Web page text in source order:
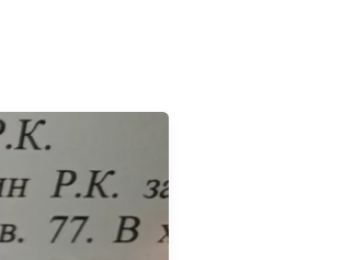
ЗА
(НАПРИМЕР:
ПРАВИДНЫЙ
КОАП РФ ЗА ПОРЧУ
РЫБЫ "СЕЛЬД" В